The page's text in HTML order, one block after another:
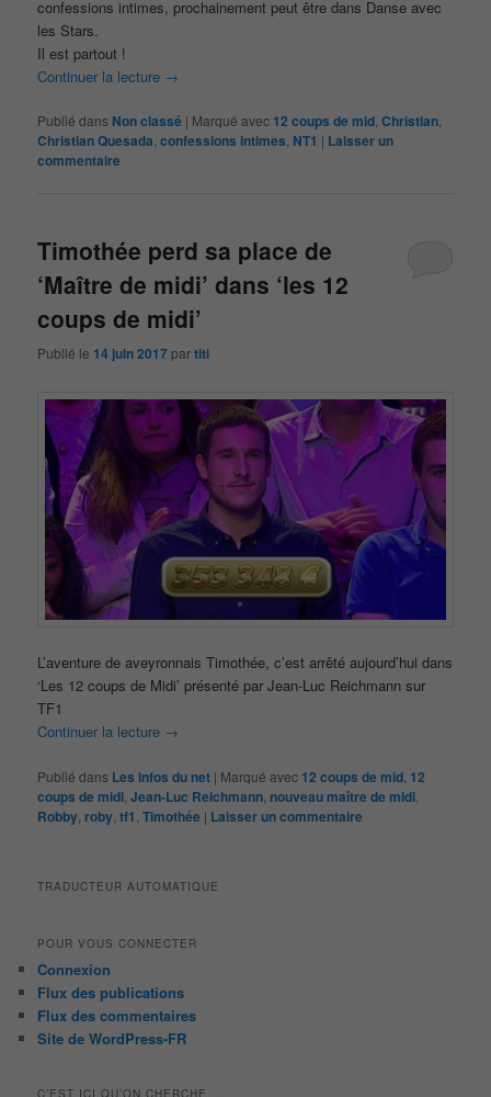
confessions intimes, prochainement peut être dans Danse avec
les Stars.
Il est partout !
Continuer la lecture →
Publié dans Non classé | Marqué avec 12 coups de mid ,Christian
Christian Quesada ,confessions intimes NT1 | Laisser un
commentaire
Timothée perd sa place de
‘Maître de midi’ dans ‘les 12
coups de midi’
Publié le 14 juin 2017 partiti
L’aventure de aveyronnais Timothée, c’est arrêté aujourd’hui dans
‘Les 12 coups de Midi’ présenté par Jean-Luc Reichmann sur
TF1
Continuer la lecture →
Publié dans Les infos du net | Marqué avec 12 coups de mid 12
coups de midi ,Jean-Luc Reichmann nouveau maître de midi
Robby roby ,tf1 ,Timothée | Laisser un commentaire
TRADUCTEUR AUTOMATIQUE
POUR VOUS CONNECTER
Connexion
Flux des publications
Flux des commentaires
Site de WordPress-FR
C’EST ICI QU’ON CHERCHE …